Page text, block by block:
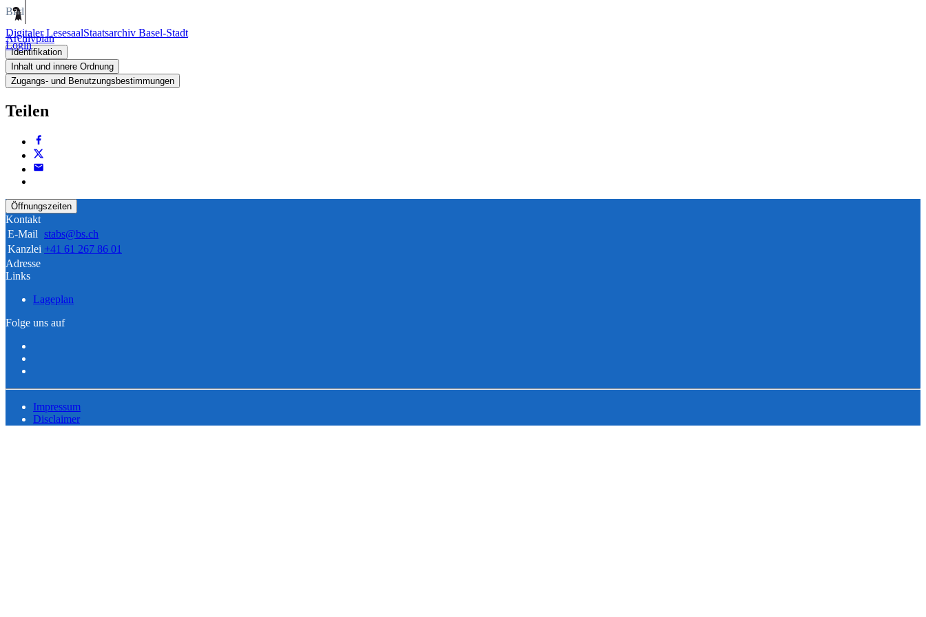
Digitaler LesesaalStaatsarchiv Basel-Stadt
Login
Bild
Archivplan
Identifikation
Inhalt und innere Ordnung
Zugangs- und Benutzungsbestimmungen
Teilen
Öffnungszeiten
Kontakt
E-Mail stabs@bs.ch
Kanzlei +41 61 267 86 01
Adresse
Links
Lageplan
Folge uns auf
Impressum
Disclaimer